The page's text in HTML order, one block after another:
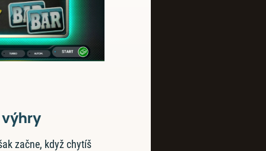
výhry
začne, když chytíš